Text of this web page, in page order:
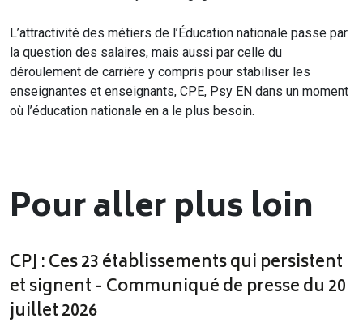
L’attractivité des métiers de l’Éducation nationale passe par
la question des salaires, mais aussi par celle du
déroulement de carrière y compris pour stabiliser les
enseignantes et enseignants, CPE, Psy EN dans un moment
où l’éducation nationale en a le plus besoin.
Pour aller plus loin
CPJ : Ces 23 établissements qui persistent
et signent - Communiqué de presse du 20
juillet 2026